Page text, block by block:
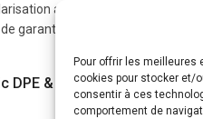
Pour offrir les meilleures
cookies pour stocker et/
consentir à ces
comportement de
annuelle) – Loyer hors
garantie : 1 685 €
DPE & GES